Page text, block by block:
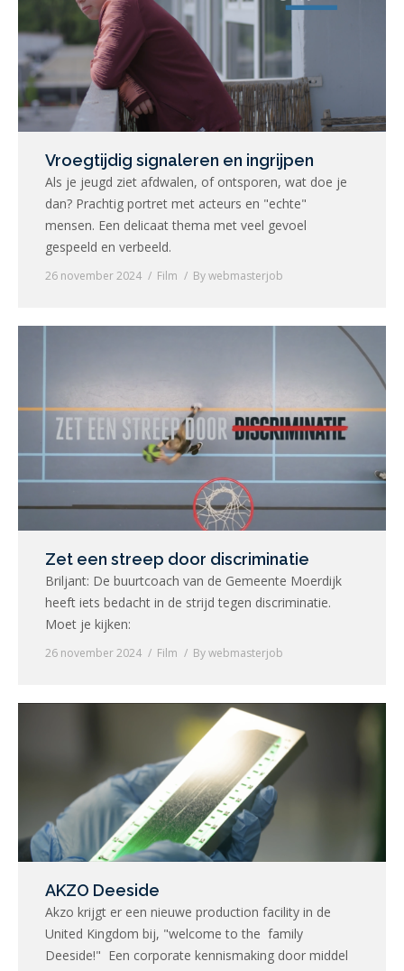
Vroegtijdig signaleren en ingrijpen
Als je jeugd ziet afdwalen, of ontsporen, wat doe je
dan? Prachtig portret met acteurs en "echte"
mensen. Een delicaat thema met veel gevoel
gespeeld en verbeeld.
26 november 2024 Film Bywebmasterjob
Zet een streep door discriminatie
Briljant: De buurtcoach van de Gemeente Moerdijk
heeft iets bedacht in de strijd tegen discriminatie.
Moet je kijken:
26 november 2024 Film Bywebmasterjob
AKZO Deeside
Akzo krijgt er een nieuwe production facility in de
United Kingdom bij, "welcome to the family
Deeside!" Een corporate kennismaking door middel